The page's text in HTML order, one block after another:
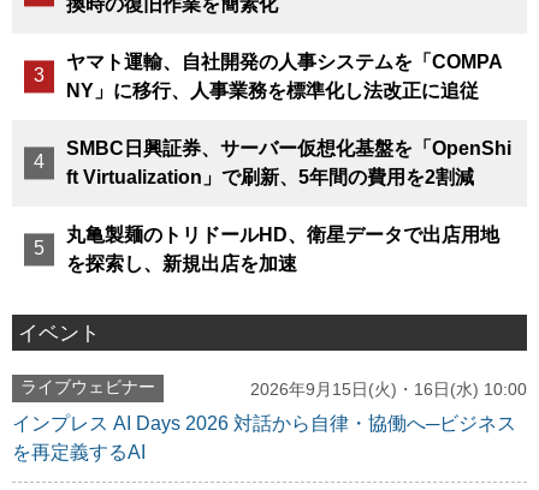
ヤマト運輸、自社開発の人事システムを「COMPA
NY」に移行、人事業務を標準化し法改正に追従
SMBC日興証券、サーバー仮想化基盤を「OpenShi
ft Virtualization」で刷新、5年間の費用を2割減
丸亀製麺のトリドールHD、衛星データで出店用地
を探索し、新規出店を加速
イベント
ライブウェビナー 2026年9月15日(火)・16日(水) 10:00
インプレス AI Days 2026 対話から自律・協働へ─ビジネス
を再定義するAI